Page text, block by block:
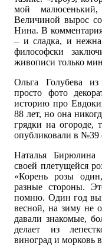
мой
Величиной вырос
Нина. В
– и сладка, и
философски
живописи только
Ольга Голубева
просто фото
историю про
88 лет, но она
грядки на
опубликовали в №39
Наталья Бирюлина
своей плетущейся
«Корень розы
разные стороны.
помню. Один год
весной, на зиму не
давали знакомые,
делает из
виноград и морковь